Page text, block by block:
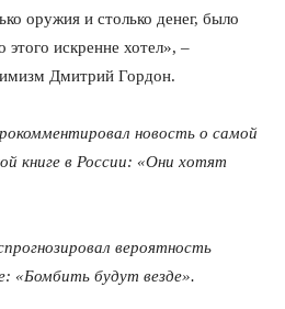
оружия и столько денег, было
искренне хотел», –
Дмитрий Гордон.
новость о самой
книге в России: «Они хотят
вероятность
«Бомбить будут везде».